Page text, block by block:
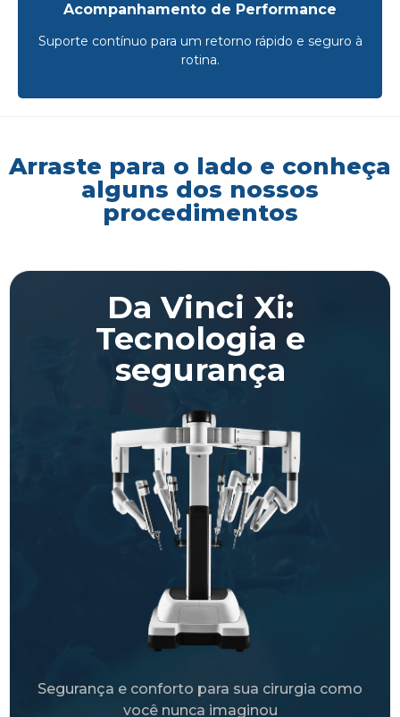
Acompanhamento de Performance
Suporte contínuo para um retorno rápido e seguro à
rotina.
Arraste para o lado e conheça
alguns dos nossos
procedimentos
Da Vinci Xi:
Tecnologia e
segurança
Segurança e conforto para sua cirurgia como
você nunca imaginou